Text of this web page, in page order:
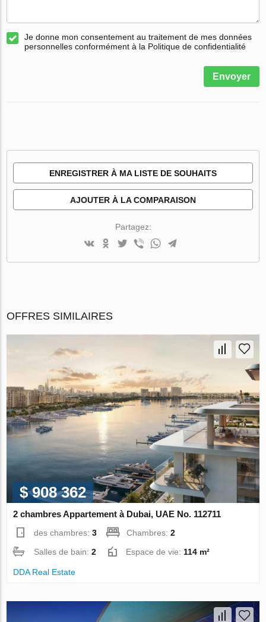
Je donne mon consentement au traitement de mes données
personnelles conformément à la Politique de confidentialité
Envoyer
ENREGISTRER À MA LISTE DE SOUHAITS
AJOUTER À LA COMPARAISON
Partagez:
OFFRES SIMILAIRES
$ 908 362
2 chambres Appartement à Dubai, UAE No. 112711
des chambres:3 Chambres:2
Salles de bain:2 Espace de vie:114 m²
DDA Real Estate